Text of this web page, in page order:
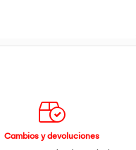
Cambios y devoluciones